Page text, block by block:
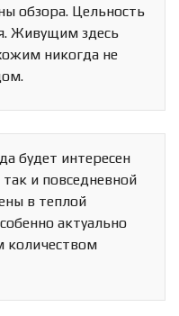
обзора. Цельность
Живущим здесь
никогда не
будет интересен
и повседневной
в теплой
актуально
количеством